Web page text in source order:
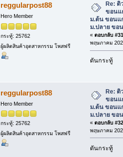
reggularpost88
Hero Member
กระทู้: 25762
ผู้ผลิตสินค้าอุตสาหกรรม โพสฟรี
Re:
ขอนแ
ม.ต้น ขอนแ
ม.ปลาย ขอ
« ตอบกลับ
พฤษภาคม
ดันกระทู้
reggularpost88
Hero Member
กระทู้: 25762
ผู้ผลิตสินค้าอุตสาหกรรม โพสฟรี
Re: ติ
ขอนแ
ม.ต้น ขอนแ
ม.ปลาย ขอ
« ตอบกลับ
พฤษภาคม
ดันกระทู้